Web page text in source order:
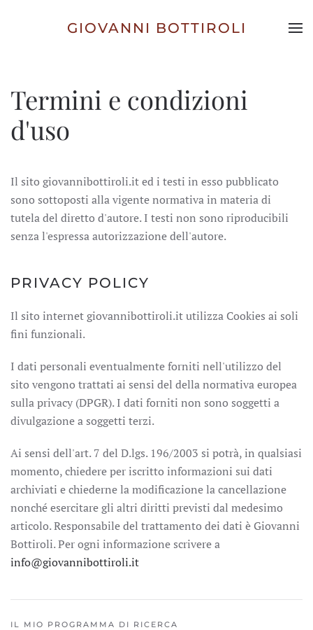
Skip to main content
GIOVANNI BOTTIROLI
Termini e condizioni
d'uso
Il sito giovannibottiroli.it ed i testi in esso pubblicato
sono sottoposti alla vigente normativa in materia di
tutela del diretto d'autore. I testi non sono riproducibili
senza l'espressa autorizzazione dell'autore.
PRIVACY POLICY
Il sito internet giovannibottiroli.it utilizza Cookies ai soli
fini funzionali.
I dati personali eventualmente forniti nell'utilizzo del
sito vengono trattati ai sensi del della normativa europea
sulla privacy (DPGR). I dati forniti non sono soggetti a
divulgazione a soggetti terzi.
Ai sensi dell'art. 7 del D.lgs. 196/2003 si potrà, in qualsiasi
momento, chiedere per iscritto informazioni sui dati
archiviati e chiederne la modificazione la cancellazione
nonché esercitare gli altri diritti previsti dal medesimo
articolo. Responsabile del trattamento dei dati è Giovanni
Bottiroli. Per ogni informazione scrivere a
info@giovannibottiroli.it
IL MIO PROGRAMMA DI RICERCA